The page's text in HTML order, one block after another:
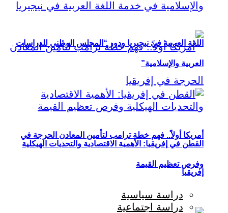
أمريكا أولاً.. فهم خطة ترامب لتأمين المعادن الحرجة في
إفريقيا
اللغة العربية في نيجيريا ودور “المجلس الوطني للدراسات
العربية والإسلامية”
القطن في إفريقيا: الأهمية الاقتصادية والتحديات الهيكلية
وفرص تعظيم القيمة
دراسة سياسية
دراسة اجتماعية